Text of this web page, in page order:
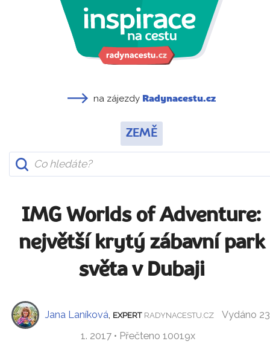
na zájezdy Radynacestu.cz
ZEMĚ
IMG Worlds of Adventure:
největší krytý zábavní park
světa v Dubaji
Jana Laníková EXPERT RADYNACESTU.CZ
Vydáno
1. 2017 • Přečteno 10019x